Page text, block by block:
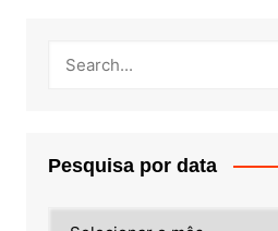
Pesquisa por data